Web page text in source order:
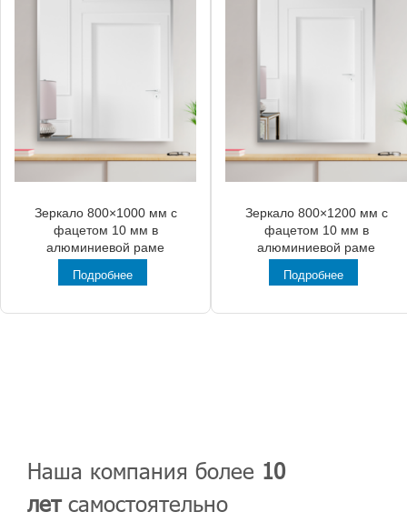
Зеркало 800×1000 мм с
фацетом 10 мм в
алюминиевой раме
Подробнее
Зеркало 800×1200 мм с
фацетом 10 мм в
алюминиевой раме
Подробнее
Наша компания более 10
летсамостоятельно